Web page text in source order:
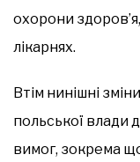
охорони
лікарнях.
Втім нинішні
польської влади
вимог, зокрема